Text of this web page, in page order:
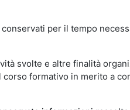
per il tempo
svolte e altre finalità
formativo in merito a